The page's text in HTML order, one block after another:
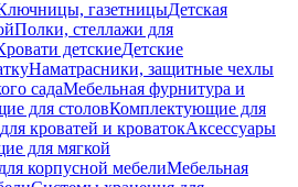
газетницыДетская
Полки, стеллажи для
детскиеДетские
Наматрасники, защитные чехлы
садаМебельная фурнитура и
для столовКомплектующие для
кроватей и кроватокАксессуары
для мягкой
корпусной мебелиМебельная